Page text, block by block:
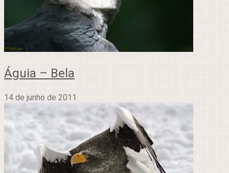
Águia – Bela
14 de junho de 2011